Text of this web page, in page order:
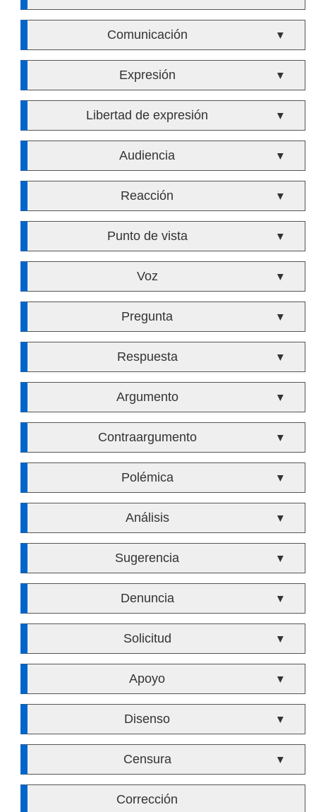
Comunicación ▼
Expresión ▼
Libertad de expresión ▼
Audiencia ▼
Reacción ▼
Punto de vista ▼
Voz ▼
Pregunta ▼
Respuesta ▼
Argumento ▼
Contraargumento ▼
Polémica ▼
Análisis ▼
Sugerencia ▼
Denuncia ▼
Solicitud ▼
Apoyo ▼
Disenso ▼
Censura ▼
Corrección